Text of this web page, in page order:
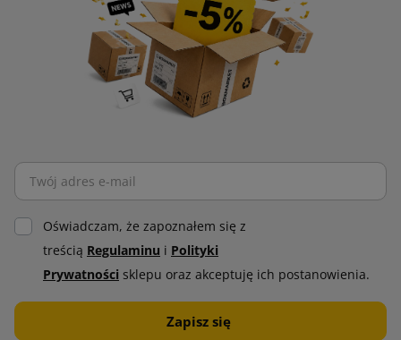
Oświadczam, że zapoznałem się z
treścią Regulaminu i Polityki
Prywatności sklepu oraz akceptuję ich postanowienia.